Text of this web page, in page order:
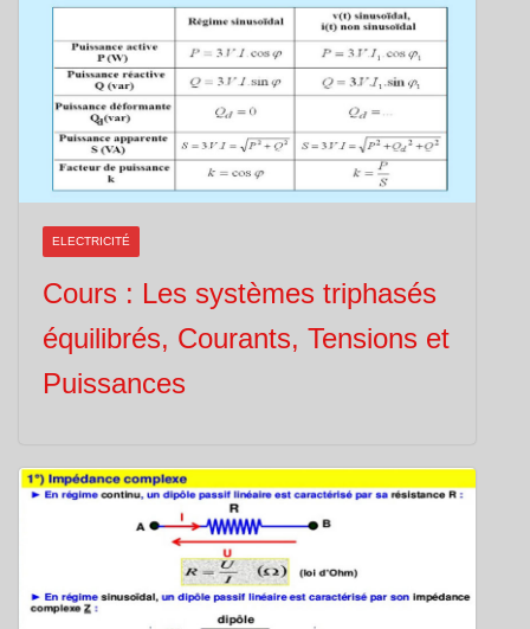
ELECTRICITÉ
Cours : Les systèmes triphasés
équilibrés, Courants, Tensions et
Puissances